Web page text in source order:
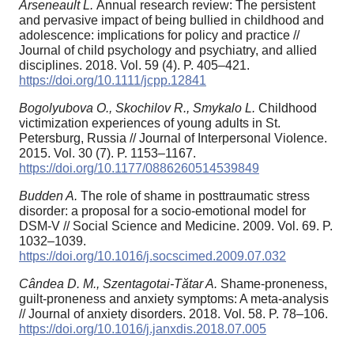
Arseneault L. Annual research review: The persistent
and pervasive impact of being bullied in childhood and
adolescence: implications for policy and practice //
Journal of child psychology and psychiatry, and allied
disciplines. 2018. Vol. 59 (4). P. 405–421.
https://doi.org/10.1111/jcpp.12841
Bogolyubova O., Skochilov R., Smykalo L. Childhood
victimization experiences of young adults in St.
Petersburg, Russia // Journal of Interpersonal Violence.
2015. Vol. 30 (7). P. 1153–1167.
https://doi.org/10.1177/0886260514539849
Budden A. The role of shame in posttraumatic stress
disorder: a proposal for a socio-emotional model for
DSM-V // Social Science and Medicine. 2009. Vol. 69. P.
1032–1039.
https://doi.org/10.1016/j.socscimed.2009.07.032
Cândea D. M., Szentagotai-Tătar A. Shame-proneness,
guilt-proneness and anxiety symptoms: A meta-analysis
// Journal of anxiety disorders. 2018. Vol. 58. P. 78–106.
https://doi.org/10.1016/j.janxdis.2018.07.005